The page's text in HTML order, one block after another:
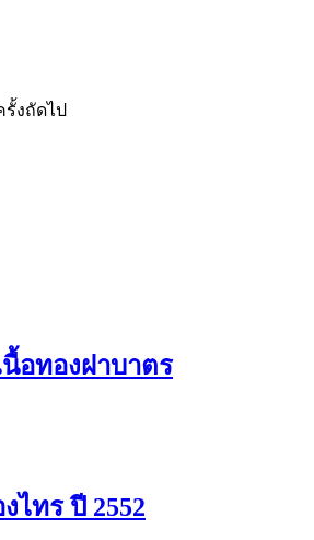
งถัดไป
อทองฝาบาตร
ทร ปี 2552